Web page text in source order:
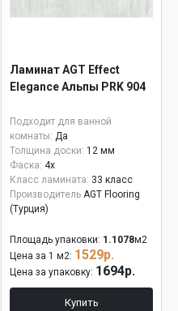
Ламинат AGT Effect
Elegance Альпы PRK 904
Подходит для ванной
комнаты: Да
Толщина доски: 12 мм
Фаска: 4x
Класс ламината: 33 класс
Производитель AGT Flooring
(Турция)
Площадь упаковки: 1.1078м2
Цена за 1 м2: 1529р.
Цена за упаковку: 1694р.
Купить